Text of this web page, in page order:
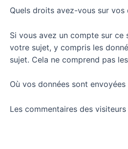
Quels droits avez-vous sur vos
Si vous avez un compte sur
votre sujet, y compris les
sujet. Cela ne comprend pas
Où vos données sont envoyées
Les commentaires des